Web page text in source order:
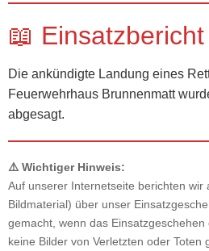
📖 Einsatzbericht
Die ankündigte Landung eines
Feuerwehrhaus Brunnenmatt
abgesagt.
⚠️ Wichtiger Hinweis:
Auf unserer Internetseite berichten wir
Bildmaterial) über unser
gemacht, wenn das
keine Bilder von Verletzten oder Toten